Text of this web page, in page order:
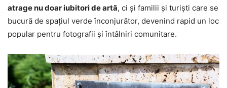
atrage nu doar iubitori de artă, ci și familii și turiști care se
bucură de spațiul verde înconjurător, devenind rapid un loc
popular pentru fotografii și întâlniri comunitare.